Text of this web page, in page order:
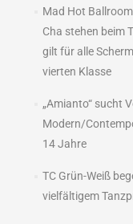
Mad Hot
Cha stehen beim
gilt für alle
vierten Klasse
„Amianto“ sucht
Modern/
14 Jahre
TC Grün-Weiß
vielfältigem